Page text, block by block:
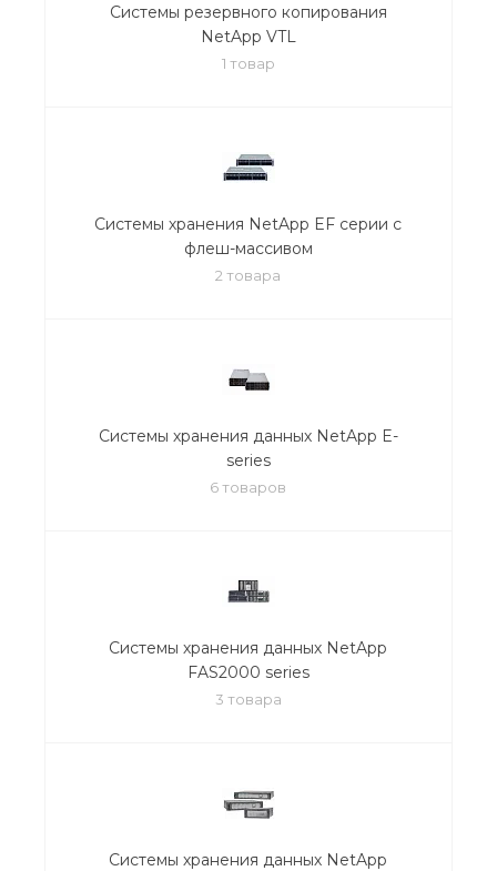
Системы резервного копирования
NetApp VTL
1 товар
Системы хранения NetApp EF серии с
флеш-массивом
2 товара
Системы хранения данных NetApp E-
series
6 товаров
Системы хранения данных NetApp
FAS2000 series
3 товара
Системы хранения данных NetApp